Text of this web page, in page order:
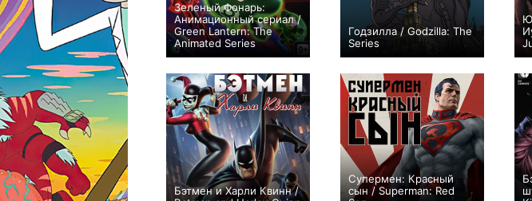
Зеленый Фонарь:
Анимационный сериал /
Green Lantern: The
Animated Series
+154 25 297
Годзилла / Godzilla: The
Series
+95 40 220
Бэтмен и Харли Квинн /
Супермен: Красный
сын / Superman: Red